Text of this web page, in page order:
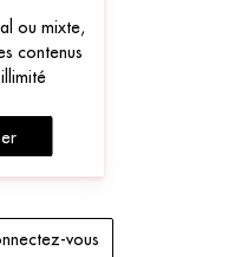
ou mixte,
contenus
vous